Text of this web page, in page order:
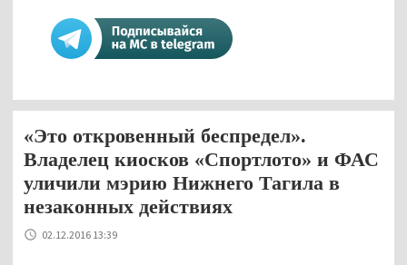
«Это откровенный беспредел».
Владелец киосков «Спортлото» и ФАС
уличили мэрию Нижнего Тагила в
незаконных действиях
02.12.2016 13:39